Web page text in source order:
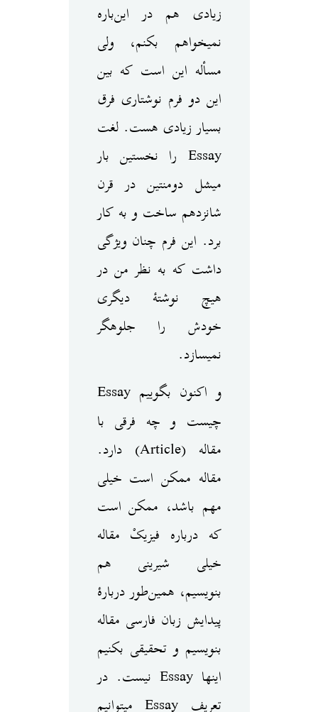
زیادی هم در این‌باره
نمی‎خواهم بکنم، ولی
مسأله این است که بین
این دو فرم نوشتاری فرق
بسیار زیادی هست. لغت
Essay را نخستین بار
میشل دومنتین در قرن
شانزدهم ساخت و به کار
برد. این فرم چنان ویژگی
داشت که به نظر من در
هیچ نوشتهٔ دیگری
خودش را جلوه‎گر
نمی‎‏سازد.
و اکنون بگوییم Essay
چیست و چه فرقی با
مقاله (Article) دارد.
مقاله ممکن است خیلی
مهم باشد، ممکن است
که درباره فیزیکْ مقاله
خیلی شیرینی هم
بنویسیم، همین‌طور دربارهٔ
پیدایش زبان فارسی مقاله
بنویسیم و تحقیقی بکنیم
اینها Essay نیست. در
تعریف Essay می‎توانیم